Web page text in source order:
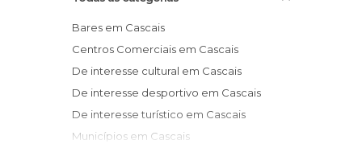
Bares em Cascais
Centros Comerciais em Cascais
De interesse cultural em Cascais
De interesse desportivo em Cascais
De interesse turístico em Cascais
Municípios em Cascais